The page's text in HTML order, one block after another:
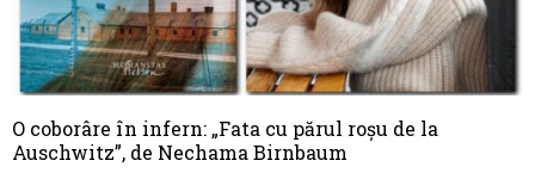
O coborâre în infern: „Fata cu părul roșu de la
Auschwitz”, de Nechama Birnbaum